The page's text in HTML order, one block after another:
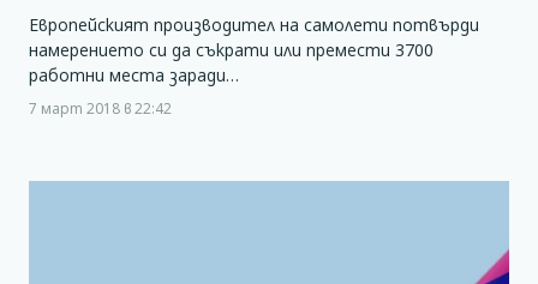
Европейският производител на самолети потвърди
намерението си да съкрати или премести 3700
работни места заради…
7 март 2018 в 22:42